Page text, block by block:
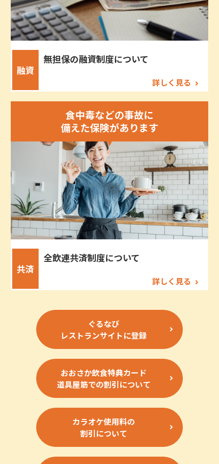
融資
無担保の融資制度について
詳しく見る
食中毒などの事故に
備えた保険があります
共済
全飲連共済制度について
詳しく見る
ぐるなび
レストランサイトに登録
おおさか飲食特典カード
道具屋筋での割引について
カラオケ使用料の
割引について